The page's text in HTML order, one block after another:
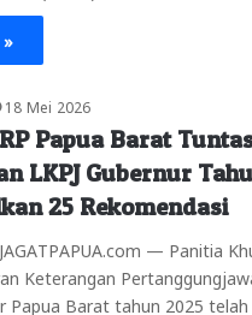
»
18 Mei 2026
Papua Barat
LKPJ Gubernur
25 Rekomendasi
— Panitia
Keterangan
Papua Barat tahun 2025 telah